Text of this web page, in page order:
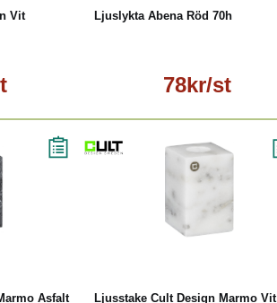
Vit
Ljuslykta Abena Röd 70h
78kr/st
Asfalt
Ljusstake Cult Design Marmo Vit